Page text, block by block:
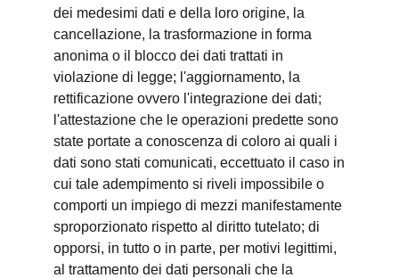
dei medesimi dati e della loro origine, la
cancellazione, la trasformazione in forma
anonima o il blocco dei dati trattati in
violazione di legge; l'aggiornamento, la
rettificazione ovvero l'integrazione dei dati;
l'attestazione che le operazioni predette sono
state portate a conoscenza di coloro ai quali i
dati sono stati comunicati, eccettuato il caso in
cui tale adempimento si riveli impossibile o
comporti un impiego di mezzi manifestamente
sproporzionato rispetto al diritto tutelato; di
opporsi, in tutto o in parte, per motivi legittimi,
al trattamento dei dati personali che la